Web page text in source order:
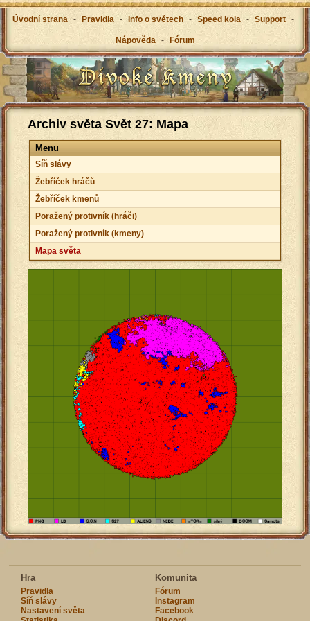
Úvodní strana - Pravidla - Info o světech - Speed kola - Support -
Nápověda - Fórum
Archiv světa Svět 27: Mapa
Menu
Síň slávy
Žebříček hráčů
Žebříček kmenů
Poražený protivník (hráči)
Poražený protivník (kmeny)
Mapa světa
Hra
Pravidla
Síň slávy
Nastavení světa
Komunita
Fórum
Instagram
Facebook